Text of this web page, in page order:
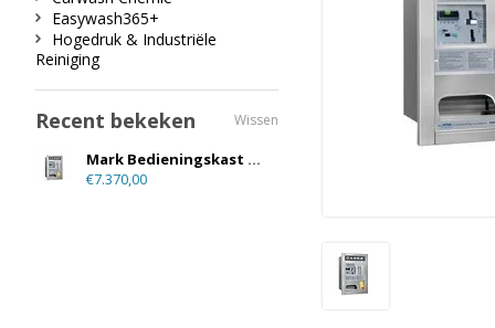
Easywash365+
Hogedruk & Industriële
Reiniging
Recent bekeken Wissen
Mark Bedieningskast C300
€7.370,00